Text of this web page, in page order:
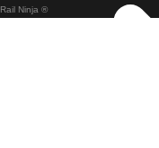
Züge
Rail Ninja ®